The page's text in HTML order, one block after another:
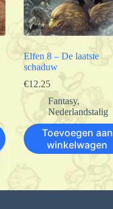
Elfen 8 – De laatste
schaduw
€12.25
Fantasy,
Nederlandstalig
Toevoegen aan
winkelwagen